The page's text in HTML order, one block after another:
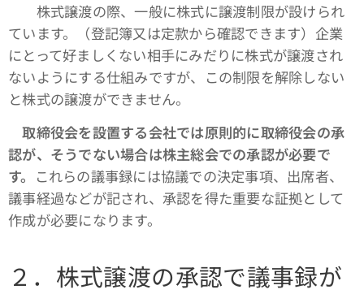
株式譲渡の際、一般に株式に譲渡制限が設けられ
ています。（登記簿又は定款から確認できます）企業
にとって好ましくない相手にみだりに株式が譲渡され
ないようにする仕組みですが、この制限を解除しない
と株式の譲渡ができません。
取締役会を設置する会社では原則的に取締役会の承
認が、そうでない場合は株主総会での承認が必要で
す。 これらの議事録には協議での決定事項、出席者、
議事経過などが記され、承認を得た重要な証拠として
作成が必要になります。
２．株式譲渡の承認で議事録が